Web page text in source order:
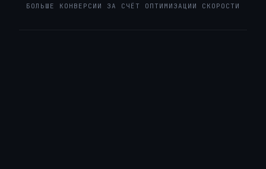
БОЛЬШЕ КОНВЕРСИИ ЗА СЧЁТ ОПТИМИЗАЦИИ СКОРОСТИ